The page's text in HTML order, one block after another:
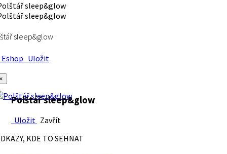
sleep&glow
Uložit
Polštář sleep&glow
Uložit Zavřít
KDE TO SEHNAT